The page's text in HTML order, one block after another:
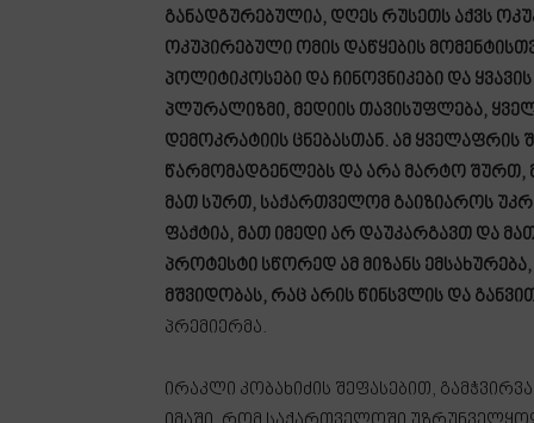
განადგურებულია, დღეს რუსეთს აქვს
ოკუპირებული ომის დაწყების
პოლიტიკოსები და ჩინოვნიკები და
პლურალიზმი, მედიის თავისუფლება,
დემოკრატიის ცნებასთან. ამ
წარმომადგენლებს და არა მარტო
მათ სურთ, საქართველომ გაიზიაროს
ფაქტია, მათ იმედი არ დაუკარგავთ და
პროტესტი სწორედ ამ მიზანს
მშვიდობას, რაც არის წინსვლის და
პრემიერმა.
ირაკლი კობახიძის შეფასებით,